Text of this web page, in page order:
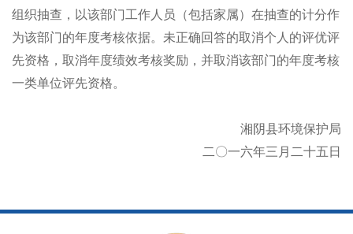
组织抽查，以该部门工作人员（包括家属）在抽查的计分作
为该部门的年度考核依据。未正确回答的取消个人的评优评
先资格，取消年度绩效考核奖励，并取消该部门的年度考核
一类单位评先资格。
湘阴县环境保护局
二〇一六年三月二十五日